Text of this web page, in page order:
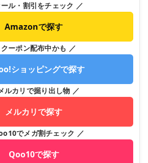
ル・割引をチェック ／
Amazonで探す
ーポン配布中かも ／
ショッピングで探す
ルカリで掘り出し物 ／
メルカリで探す
でメガ割チェック ／
Qoo10で探す